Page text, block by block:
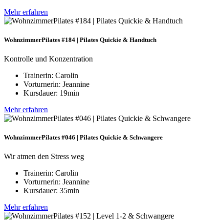
Mehr erfahren
WohnzimmerPilates #184 | Pilates Quickie & Handtuch
Kontrolle und Konzentration
Trainerin: Carolin
Vorturnerin: Jeannine
Kursdauer: 19min
Mehr erfahren
WohnzimmerPilates #046 | Pilates Quickie & Schwangere
Wir atmen den Stress weg
Trainerin: Carolin
Vorturnerin: Jeannine
Kursdauer: 35min
Mehr erfahren